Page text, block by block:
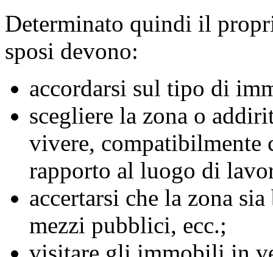
Determinato quindi il
sposi devono:
accordarsi sul tipo di
scegliere la zona o
vivere, compatibilmente
rapporto al luogo di
accertarsi che la zona
mezzi pubblici, ecc.;